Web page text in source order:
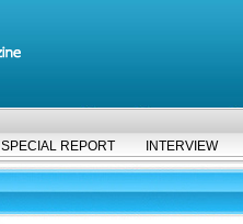
SPECIAL REPORT INTERVIEW